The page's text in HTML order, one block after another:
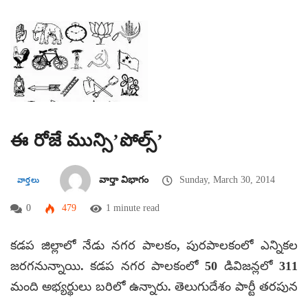
ఈ రోజే మున్సి’పోల్స్’
వార్తలు వార్తా విభాగం Sunday, March 30, 2014
0 479 1 minute read
కడప జిల్లాలో నేడు నగర పాలకం, పురపాలకంలో ఎన్నికల
జరగనున్నాయి. కడప నగర పాలకంలో 50 డివిజన్లలో 311
మంది అభ్యర్థులు బరిలో ఉన్నారు. తెలుగుదేశం పార్టీ తరపున